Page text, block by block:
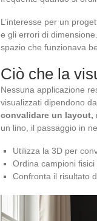
L’interesse per un
e gli errori di
spazio che funzionava
Ciò che la
Nessuna applicazione
visualizzati dipendono
convalidare un layout,
un lino, il passaggio in
Utilizza la 3D per
Ordina campioni
Confronta il risultato